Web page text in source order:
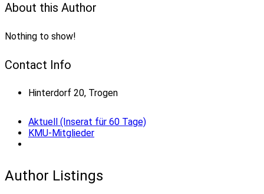
About this Author
Nothing to show!
Contact Info
Hinterdorf 20, Trogen
Aktuell (Inserat für 60 Tage)
KMU-Mitglieder
Author Listings